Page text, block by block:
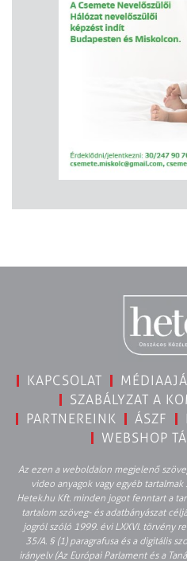
KAPCSOLAT
SZABÁLYZAT A
PARTNEREINK
ÁSZF
WEBSHOP
Az ezen a weboldalon megjelenő
video anyagok vagy egyéb
Hetek.hu Kft. minden jogot fenntart a
tartalom szöveg- és adatbányászat
jogról szóló 1999. évi LXXVI. törvény
35/A. § (1) paragrafusa és a digitális
irányelv (Az Európai Parlament és a